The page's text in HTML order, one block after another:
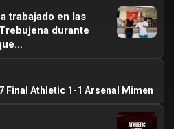
trabajado en las
durante
Final Athletic 1-1 Arsenal Mimen